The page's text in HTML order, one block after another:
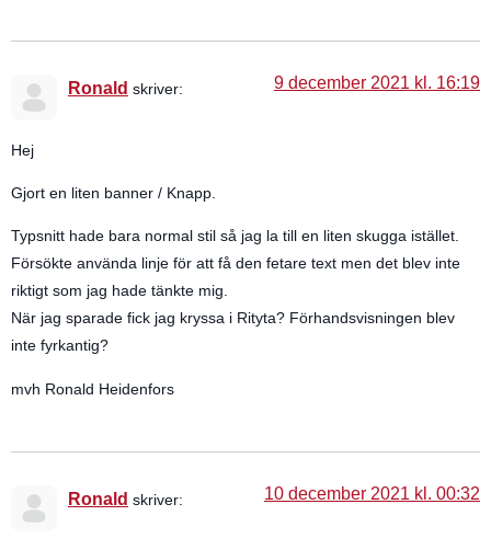
Ronald skriver: 9 december 2021 kl. 16:19
Hej
Gjort en liten banner / Knapp.
Typsnitt hade bara normal stil så jag la till en liten skugga istället.
Försökte använda linje för att få den fetare text men det blev inte
riktigt som jag hade tänkte mig.
När jag sparade fick jag kryssa i Rityta? Förhandsvisningen blev
inte fyrkantig?
mvh Ronald Heidenfors
Ronald skriver: 10 december 2021 kl. 00:32